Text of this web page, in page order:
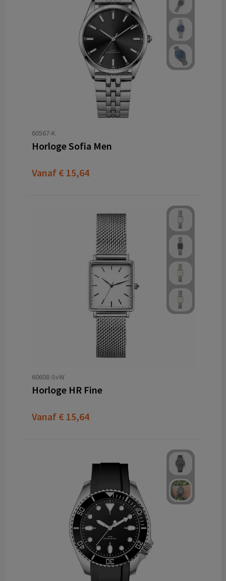
60567-K
Horloge Sofia Men
Vanaf € 15,64
60608-SvW
Horloge HR Fine
Vanaf € 15,64